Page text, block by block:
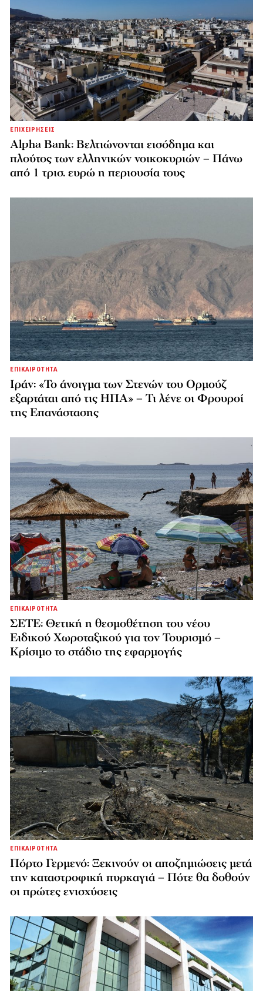
ΕΠΙΧΕΙΡΗΣΕΙΣ
Alpha Bank: Βελτιώνονται εισόδημα και
πλούτος των ελληνικών νοικοκυριών – Πάνω
από 1 τρισ. ευρώ η περιουσία τους
ΕΠΙΚΑΙΡΟΤΗΤΑ
Ιράν: «Το άνοιγμα των Στενών του Ορμούζ
εξαρτάται από τις ΗΠΑ» – Τι λένε οι Φρουροί
της Επανάστασης
ΕΠΙΚΑΙΡΟΤΗΤΑ
ΣΕΤΕ: Θετική η θεσμοθέτηση του νέου
Ειδικού Χωροταξικού για τον Τουρισμό –
Κρίσιμο το στάδιο της εφαρμογής
ΕΠΙΚΑΙΡΟΤΗΤΑ
Πόρτο Γερμενό: Ξεκινούν οι αποζημιώσεις μετά
την καταστροφική πυρκαγιά – Πότε θα δοθούν
οι πρώτες ενισχύσεις